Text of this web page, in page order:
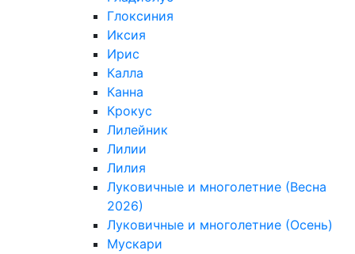
Глоксиния
Иксия
Ирис
Калла
Канна
Крокус
Лилейник
Лилии
Лилия
Луковичные и многолетние (Весна
2026)
Луковичные и многолетние (Осень)
Мускари